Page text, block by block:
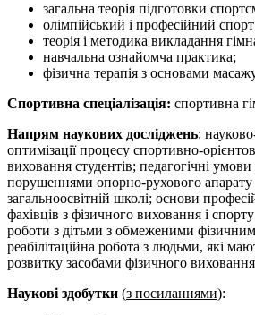
загальна теорія підготовки
олімпійський і професійний
теорія і методика викладання
навчальна ознайомча практика;
фізична терапія з основами
Спортивна спеціалізація: спортивна
Напрям наукових досліджень:
оптимізації процесу спортивно-
виховання студентів; педагогічні умови
порушеннями опорно-рухового апарату
загальноосвітній школі; основи
фахівців з фізичного виховання i спорту
роботи з дітьми з обмеженими
реабілітаційна робота з людьми, які
розвитку засобами фізичного
Наукові здобутки (з посиланнями):